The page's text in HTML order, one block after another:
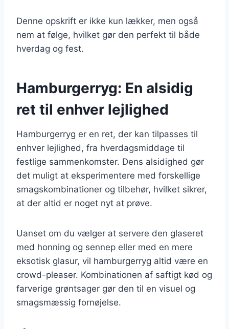
Denne opskrift er ikke kun lækker, men også
nem at følge, hvilket gør den perfekt til både
hverdag og fest.
Hamburgerryg: En alsidig
ret til enhver lejlighed
Hamburgerryg er en ret, der kan tilpasses til
enhver lejlighed, fra hverdagsmiddage til
festlige sammenkomster. Dens alsidighed gør
det muligt at eksperimentere med forskellige
smagskombinationer og tilbehør, hvilket sikrer,
at der altid er noget nyt at prøve.
Uanset om du vælger at servere den glaseret
med honning og sennep eller med en mere
eksotisk glasur, vil hamburgerryg altid være en
crowd-pleaser. Kombinationen af saftigt kød og
farverige grøntsager gør den til en visuel og
smagsmæssig fornøjelse.